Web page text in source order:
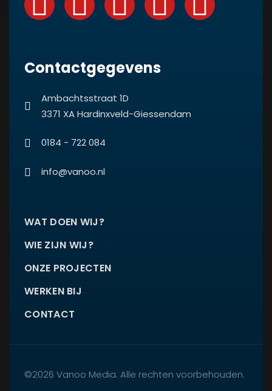
Contactgegevens
Ambachtsstraat 1D
3371 XA Hardinxveld-Giessendam
0184 - 722 084
info@vanoo.nl
WAT DOEN WIJ?
WIE ZIJN WIJ?
ONZE PROJECTEN
WERKEN BIJ
CONTACT
©2026 Vanoo Media. Alle rechten voorbehouden.